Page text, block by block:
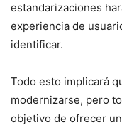
estandarizaciones
experiencia de
identificar.
Todo esto implicará
modernizarse, pero
objetivo de ofrecer